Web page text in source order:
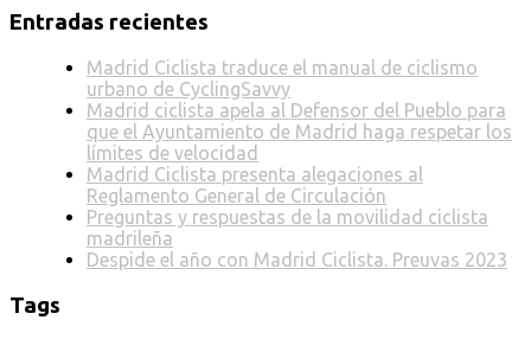
Entradas recientes
Madrid Ciclista traduce el manual de ciclismo
urbano de CyclingSavvy
Madrid ciclista apela al Defensor del Pueblo para
que el Ayuntamiento de Madrid haga respetar los
límites de velocidad
Madrid Ciclista presenta alegaciones al
Reglamento General de Circulación
Preguntas y respuestas de la movilidad ciclista
madrileña
Despide el año con Madrid Ciclista. Preuvas 2023
Tags